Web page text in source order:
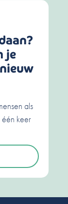
je
als
één keer